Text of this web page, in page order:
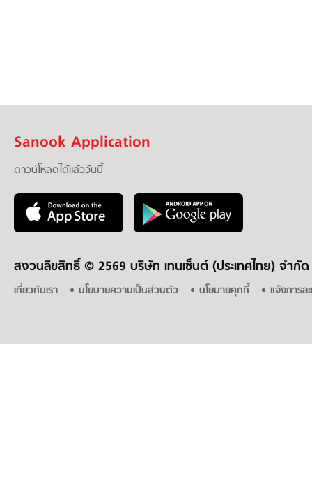
Sanook Application
ดาวน์โหลดได้แล้ววันนี้
สงวนลิขสิทธิ์ © 2569 บริษัท เทนเซ็นต์ (ประเทศไทย) จำกัด
เกี่ยวกับเรา นโยบายความเป็นส่วนตัว นโยบายคุกกี้ แจ้งการล